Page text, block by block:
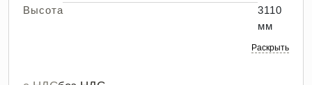
Высота
3110
мм
Раскрыть